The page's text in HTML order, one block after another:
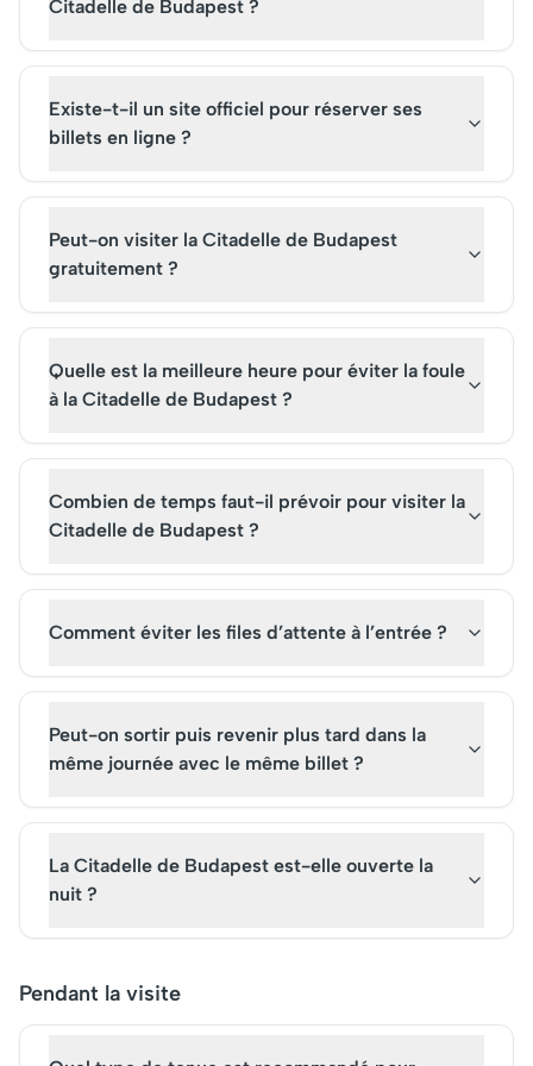
Citadelle de Budapest ?
Existe-t-il un site officiel pour réserver ses
billets en ligne ?
Peut-on visiter la Citadelle de Budapest
gratuitement ?
Quelle est la meilleure heure pour éviter la foule
à la Citadelle de Budapest ?
Combien de temps faut-il prévoir pour visiter la
Citadelle de Budapest ?
Comment éviter les files d’attente à l’entrée ?
Peut-on sortir puis revenir plus tard dans la
même journée avec le même billet ?
La Citadelle de Budapest est-elle ouverte la
nuit ?
Pendant la visite